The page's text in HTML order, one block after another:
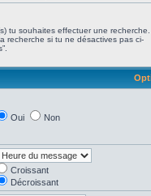
tu souhaites effectuer une
recherche si tu ne désactives pas ci-
Oui Non
Croissant
Décroissant